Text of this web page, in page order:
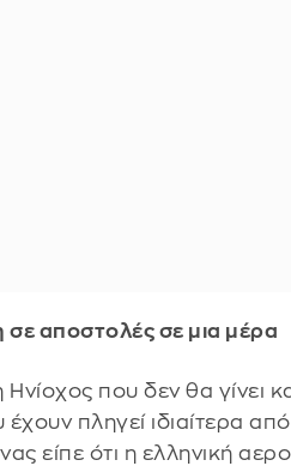
αποστολές σε μια μέρα
που δεν θα γίνει
πληγεί ιδιαίτερα
είπε ότι η ελληνική